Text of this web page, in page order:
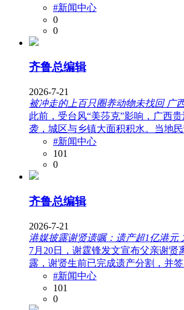
#新闻中心
0
0
齐鲁总编辑
2026-7-21
被冲走的上百只圈养动物未找回 广
此前，受台风“美莎克”影响，广西
袭，城区与乡镇大面积积水。当地
#新闻中心
101
0
齐鲁总编辑
2026-7-21
港媒披露谢贤遗嘱：遗产超1亿港元
7月20日，谢霆锋发文宣布父亲谢贤
露，谢贤生前已完成遗产分割，并
#新闻中心
101
0